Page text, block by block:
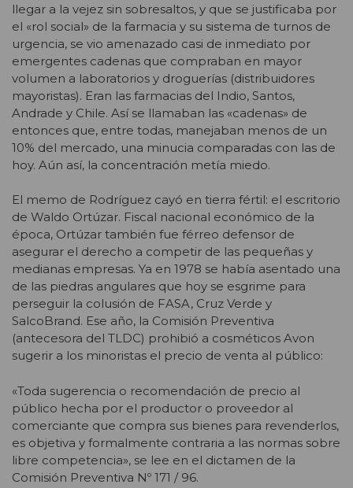
llegar a la vejez sin sobresaltos, y que se justificaba por
el «rol social» de la farmacia y su sistema de turnos de
urgencia, se vio amenazado casi de inmediato por
emergentes cadenas que compraban en mayor
volumen a laboratorios y droguerías (distribuidores
mayoristas). Eran las farmacias del Indio, Santos,
Andrade y Chile. Así se llamaban las «cadenas» de
entonces que, entre todas, manejaban menos de un
10% del mercado, una minucia comparadas con las de
hoy. Aún así, la concentración metía miedo.
El memo de Rodríguez cayó en tierra fértil: el escritorio
de Waldo Ortúzar. Fiscal nacional económico de la
época, Ortúzar también fue férreo defensor de
asegurar el derecho a competir de las pequeñas y
medianas empresas. Ya en 1978 se había asentado una
de las piedras angulares que hoy se esgrime para
perseguir la colusión de FASA, Cruz Verde y
SalcoBrand. Ese año, la Comisión Preventiva
(antecesora del TLDC) prohibió a cosméticos Avon
sugerir a los minoristas el precio de venta al público:
«Toda sugerencia o recomendación de precio al
público hecha por el productor o proveedor al
comerciante que compra sus bienes para revenderlos,
es objetiva y formalmente contraria a las normas sobre
libre competencia», se lee en el dictamen de la
Comisión Preventiva Nº 171 / 96.